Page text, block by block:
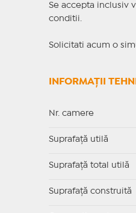
Se accepta inclusiv
conditii.
Solicitati acum o
INFORMAȚII
Nr. camere
Suprafaţă utilă
Suprafaţă total utilă
Suprafaţă construită